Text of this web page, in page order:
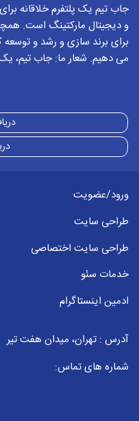
جاب تیم یک پلتفرم خلاقانه
و دیجیتال مارکتینگ است.
برای برند سازی و رشد و توسعه
می دهیم. شعار ما: جاب تیم،
ورود/عضویت
طراحی سایت
طراحی سایت اختصاصی
خدمات سئو
ادمین اینستاگرام
آدرس : تهران، میدان هفت تیر
شماره های تماس: